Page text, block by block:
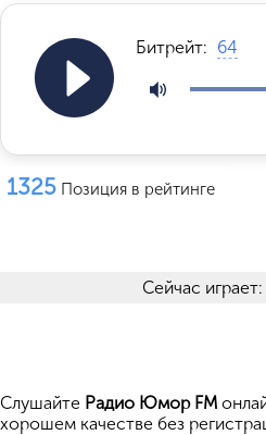
Битрейт: 64
1325 Позиция в рейтинге
Сейчас играет:
Cлушайте Радио Юмор FM
хорошем качестве без